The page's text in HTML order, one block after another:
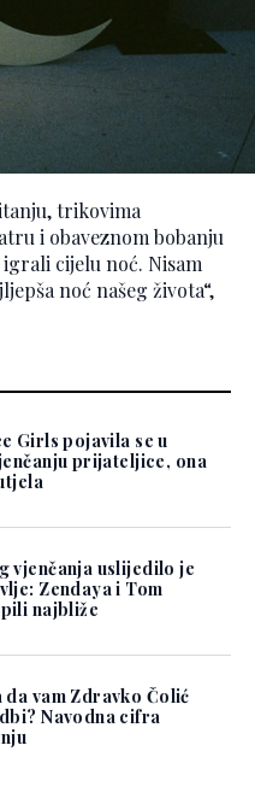
trikovima
i obaveznom bobanju
cijelu noć. Nisam
noć našeg života“,
Girls pojavila se u
prijateljice, ona
vjenčanja uslijedilo je
Zendaya i Tom
najbliže
vam Zdravko Čolić
Navodna cifra